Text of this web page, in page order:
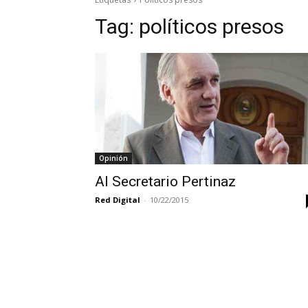
Tag: políticos presos
Opinión
Al Secretario Pertinaz
Red Digital - 10/22/2015